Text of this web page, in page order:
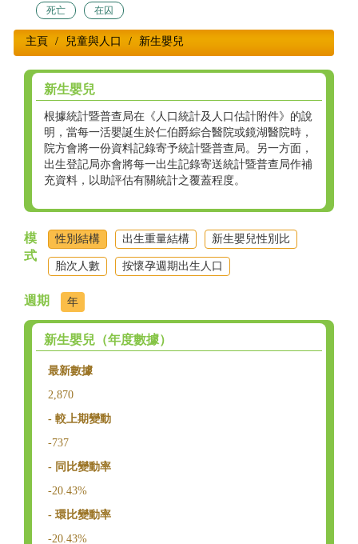
死亡 在囚
主頁 兒童與人口 新生嬰兒
新生嬰兒
根據統計暨普查局在《人口統計及人口估計附件》的說
明，當每一活嬰誕生於仁伯爵綜合醫院或鏡湖醫院時，
院方會將一份資料記錄寄予統計暨普查局。另一方面，
出生登記局亦會將每一出生記錄寄送統計暨普查局作補
充資料，以助評估有關統計之覆蓋程度。
模
式
性別結構 出生重量結構 新生嬰兒性別比
胎次人數 按懷孕週期出生人口
週期 年
新生嬰兒（年度數據）
最新數據
2,870
- 較上期變動
-737
- 同比變動率
-20.43%
- 環比變動率
-20.43%